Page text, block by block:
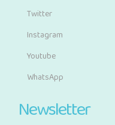
Twitter
Instagram
Youtube
WhatsApp
Newsletter